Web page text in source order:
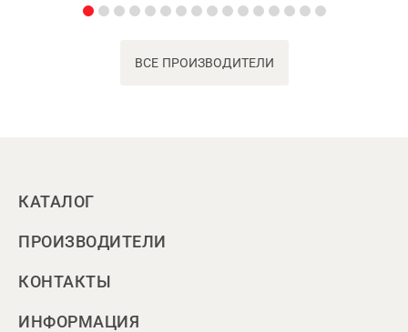
ВСЕ ПРОИЗВОДИТЕЛИ
КАТАЛОГ
ПРОИЗВОДИТЕЛИ
КОНТАКТЫ
ИНФОРМАЦИЯ